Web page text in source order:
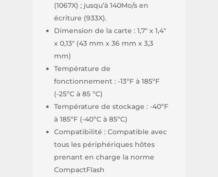
(1067X) ; jusqu’à 140Mo/s en
écriture (933X).
Dimension de la carte : 1,7″ x 1,4″
x 0,13″ (43 mm x 36 mm x 3,3
mm)
Température de
fonctionnement : -13ºF à 185ºF
(-25ºC à 85 ºC)
Température de stockage : -40ºF
à 185ºF (-40ºC à 85ºC)
Compatibilité : Compatible avec
tous les périphériques hôtes
prenant en charge la norme
CompactFlash